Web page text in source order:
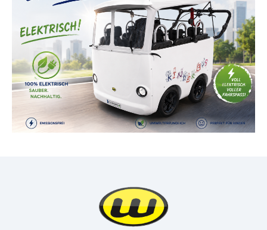
sein. Lieferung ab einem Nettowarenwert
ab 50,00 € und Lieferung innerhalb
Deutschlands versandkostenfrei. (außer
Speditionsartikel)